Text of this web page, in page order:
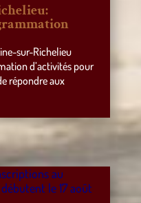
sur-Richelieu
d’activités pour
répondre aux